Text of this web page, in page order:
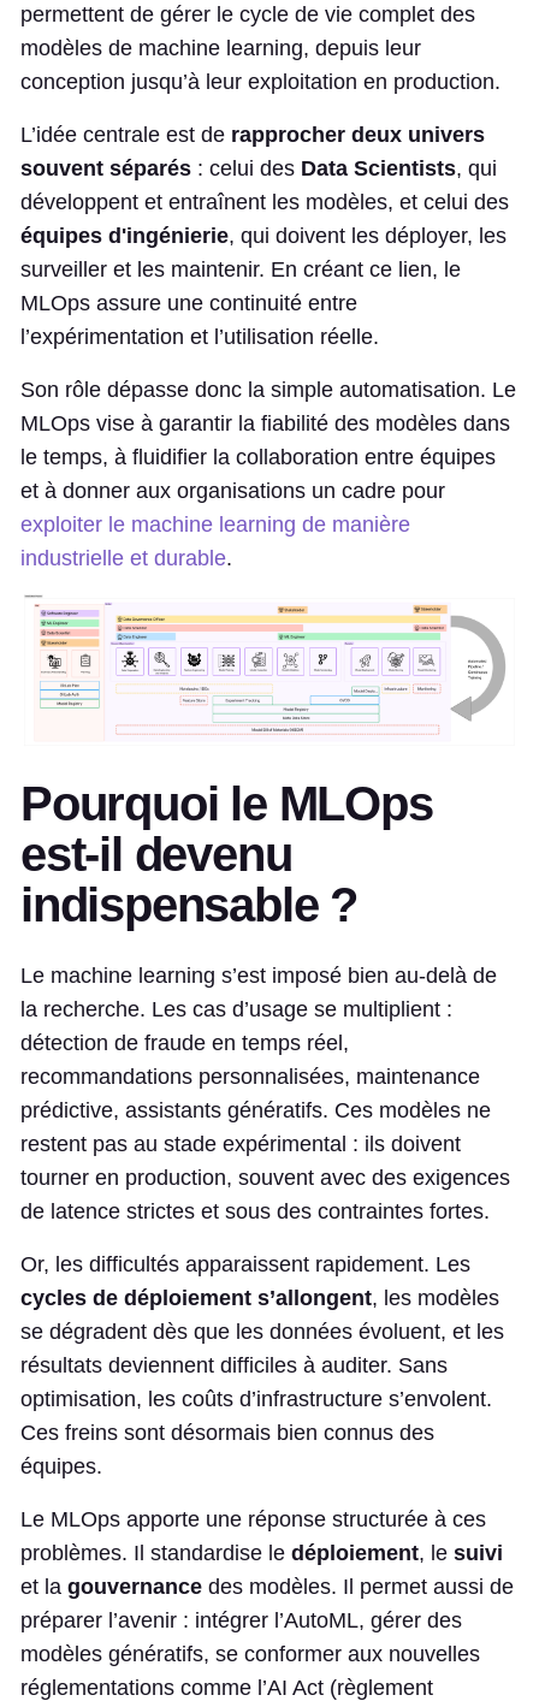
permettent de gérer le cycle de vie complet des
modèles de machine learning, depuis leur
conception jusqu’à leur exploitation en production.
L’idée centrale est de rapprocher deux univers
souvent séparés : celui des Data Scientists, qui
développent et entraînent les modèles, et celui des
équipes d'ingénierie, qui doivent les déployer, les
surveiller et les maintenir. En créant ce lien, le
MLOps assure une continuité entre
l’expérimentation et l’utilisation réelle.
Son rôle dépasse donc la simple automatisation. Le
MLOps vise à garantir la fiabilité des modèles dans
le temps, à fluidifier la collaboration entre équipes
et à donner aux organisations un cadre pour
exploiter le machine learning de manière
industrielle et durable.
Pourquoi le MLOps
est-il devenu
indispensable ?
Le machine learning s’est imposé bien au-delà de
la recherche. Les cas d’usage se multiplient :
détection de fraude en temps réel,
recommandations personnalisées, maintenance
prédictive, assistants génératifs. Ces modèles ne
restent pas au stade expérimental : ils doivent
tourner en production, souvent avec des exigences
de latence strictes et sous des contraintes fortes.
Or, les difficultés apparaissent rapidement. Les
cycles de déploiement s’allongent, les modèles
se dégradent dès que les données évoluent, et les
résultats deviennent difficiles à auditer. Sans
optimisation, les coûts d’infrastructure s’envolent.
Ces freins sont désormais bien connus des
équipes.
Le MLOps apporte une réponse structurée à ces
problèmes. Il standardise le déploiement, le suivi
et la gouvernance des modèles. Il permet aussi de
préparer l’avenir : intégrer l’AutoML, gérer des
modèles génératifs, se conformer aux nouvelles
réglementations comme l’AI Act (règlement